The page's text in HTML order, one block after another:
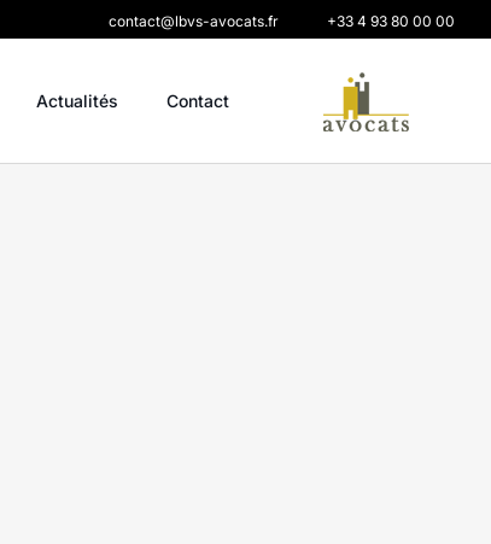
contact@lbvs-avocats.fr +33 4 93 80 00 00
Actualités Contact